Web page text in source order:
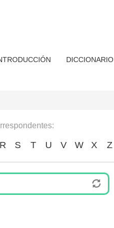
DICCIONARIO
R S T U V W X Z